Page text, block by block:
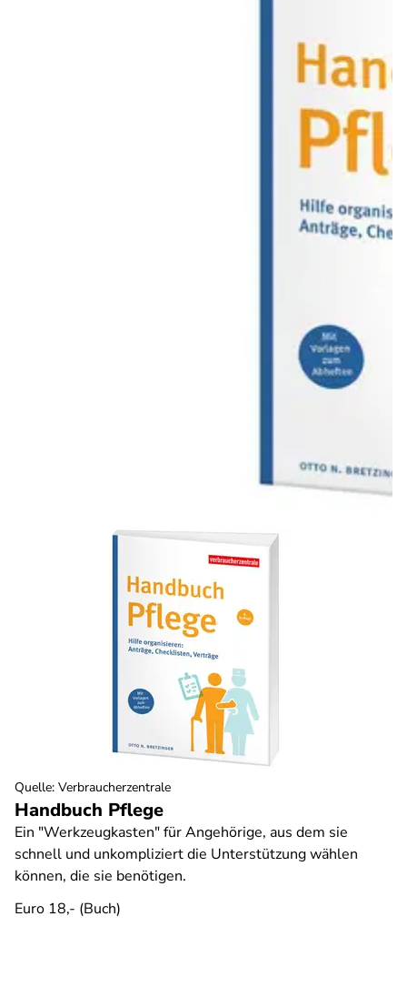
Handbuch Pflege
Ein "Werkzeugkasten" für Angehörige, aus dem sie
schnell und unkompliziert die Unterstützung wählen
können, die sie benötigen.
Euro 18,- (Buch)
Quelle: Verbraucherzentrale